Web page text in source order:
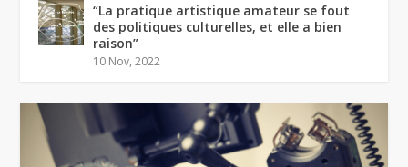
“La pratique artistique amateur se fout
des politiques culturelles, et elle a bien
raison”
10 Nov, 2022